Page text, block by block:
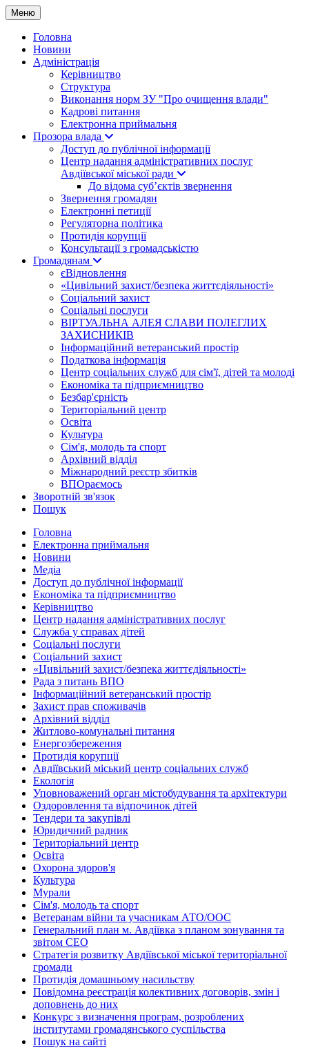
Меню
Головна
Новини
Адміністрація
Керівництво
Структура
Виконання норм ЗУ "Про очищення влади"
Кадрові питання
Електронна приймальня
Прозора влада
Доступ до публічної інформації
Центр надання адміністративних послуг
Авдіївської міської ради
До відома суб’єктів звернення
Звернення громадян
Електронні петиції
Регуляторна політика
Протидія корупції
Консультації з громадськістю
Громадянам
єВідновлення
«Цивільний захист/безпека життєдіяльності»
Соціальний захист
Соціальні послуги
ВІРТУАЛЬНА АЛЕЯ СЛАВИ ПОЛЕГЛИХ
ЗАХИСНИКІВ
Інформаційний ветеранський простір
Податкова інформація
Центр соціальних служб для сім'ї, дітей та молоді
Економіка та підприємництво
Безбар'єрність
Територіальний центр
Освіта
Культура
Сім'я, молодь та спорт
Архівний відділ
Міжнародний реєстр збитків
ВПОраємось
Зворотній зв'язок
Пошук
Головна
Електронна приймальня
Новини
Медіа
Доступ до публічної інформації
Економіка та підприємництво
Керівництво
Центр надання адміністративних послуг
Служба у справах дітей
Соціальні послуги
Соціальний захист
«Цивільний захист/безпека життєдіяльності»
Рада з питань ВПО
Інформаційний ветеранський простір
Захист прав споживачів
Архівний відділ
Житлово-комунальні питання
Енергозбереження
Протидія корупції
Авдіївський міський центр соціальних служб
Екологія
Уповноважений орган містобудування та архітектури
Оздоровлення та відпочинок дітей
Тендери та закупівлі
Юридичний радник
Територіальний центр
Освіта
Охорона здоров'я
Культура
Мурали
Сім'я, молодь та спорт
Ветеранам війни та учасникам АТО/ООС
Генеральний план м. Авдіївка з планом зонування та
звітом СЕО
Стратегія розвитку Авдіївської міської територіальної
громади
Протидія домашньому насильству
Повідомна реєстрація колективних договорів, змін і
доповнень до них
Конкурс з визначення програм, розроблених
інститутами громадянського суспільства
Пошук на сайті